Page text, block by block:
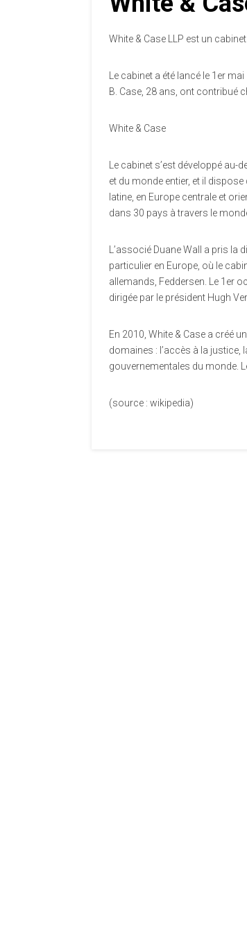
White & Case LLP est un
Le cabinet a été lancé le 1er
B. Case, 28 ans, ont contribué
White & Case
Le cabinet s’est développé
et du monde entier, et il
latine, en Europe centrale et
dans 30 pays à travers le
L’associé Duane Wall a pris la
particulier en Europe, où le
allemands, Feddersen. Le 1er
dirigée par le président Hugh
En 2010, White & Case a créé
domaines : l’accès à la
gouvernementales du monde.
(source : wikipedia)